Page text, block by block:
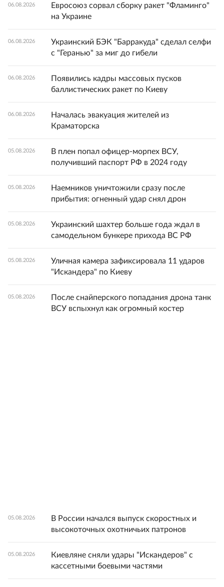
06.08.2026
Евросоюз сорвал сборку ракет "Фламинго"
на Украине
06.08.2026
Украинский БЭК "Барракуда" сделал селфи
с "Геранью" за миг до гибели
06.08.2026
Появились кадры массовых пусков
баллистических ракет по Киеву
06.08.2026
Началась эвакуация жителей из
Краматорска
05.08.2026
В плен попал офицер-морпех ВСУ,
получивший паспорт РФ в 2024 году
05.08.2026
Наемников уничтожили сразу после
прибытия: огненный удар снял дрон
05.08.2026
Украинский шахтер больше года ждал в
самодельном бункере прихода ВС РФ
05.08.2026
Уличная камера зафиксировала 11 ударов
"Искандера" по Киеву
05.08.2026
После снайперского попадания дрона танк
ВСУ вспыхнул как огромный костер
05.08.2026
В России начался выпуск скоростных и
высокоточных охотничьих патронов
05.08.2026
Киевляне сняли удары "Искандеров" с
кассетными боевыми частями